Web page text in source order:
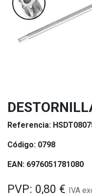
Referencia:
Código: 0798
EAN: 6976051781080
PVP: 0,80 € IVA